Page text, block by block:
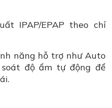
IPAP/EPAP theo chỉ
năng hỗ trợ như Auto
độ ẩm tự động để